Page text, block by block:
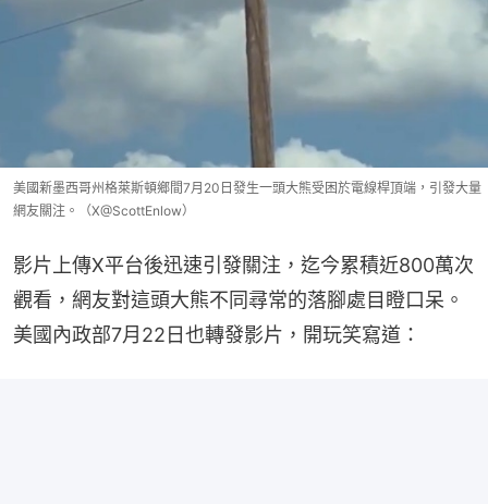
美國新墨西哥州格萊斯頓鄉間7月20日發生一頭大熊受困於電線桿頂端，引發大量
網友關注。（X@ScottEnlow）
影片上傳X平台後迅速引發關注，迄今累積近800萬次
觀看，網友對這頭大熊不同尋常的落腳處目瞪口呆。
美國內政部7月22日也轉發影片，開玩笑寫道：